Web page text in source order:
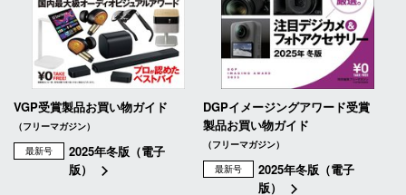
VGP受賞製品お買い物ガイド
（フリーマガジン）
最新号
2025年冬版（電子
版）
DGPイメージングアワード受賞
製品お買い物ガイド
（フリーマガジン）
最新号
2025年冬版（電子
版）